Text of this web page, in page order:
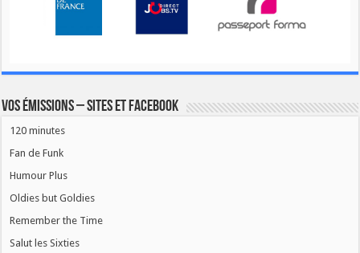
Vos émissions – Sites et Facebook
120 minutes
Fan de Funk
Humour Plus
Oldies but Goldies
Remember the Time
Salut les Sixties